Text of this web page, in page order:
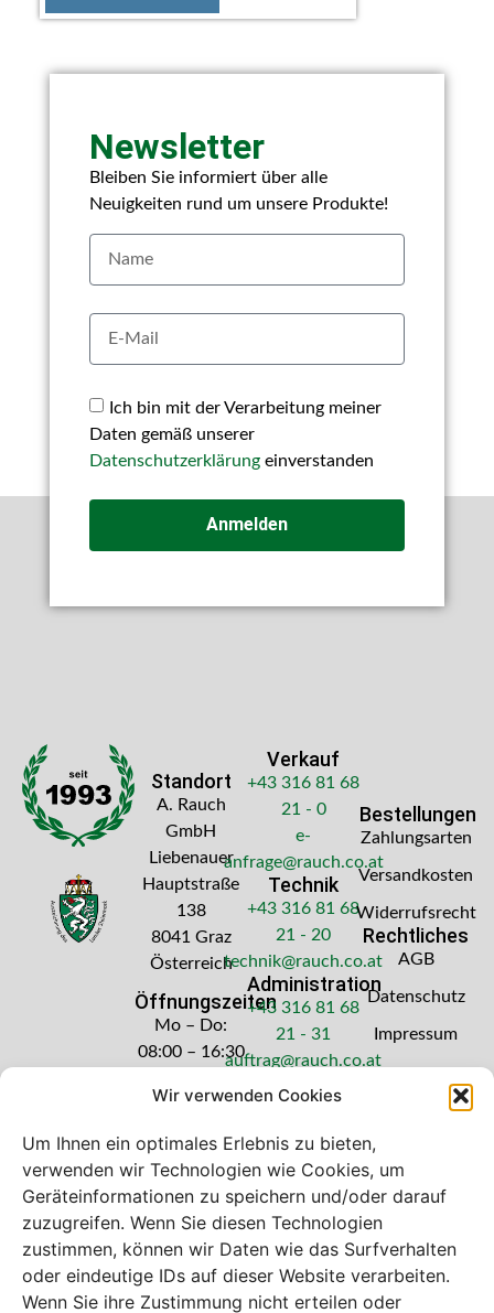
Wir verwenden Cookies
Um Ihnen ein optimales Erlebnis zu bieten,
verwenden wir Technologien wie Cookies, um
Geräteinformationen zu speichern und/oder darauf
zuzugreifen. Wenn Sie diesen Technologien
zustimmen, können wir Daten wie das Surfverhalten
oder eindeutige IDs auf dieser Website verarbeiten.
Wenn Sie ihre Zustimmung nicht erteilen oder
Newsletter
Bleiben Sie informiert über alle
Neuigkeiten rund um unsere Produkte!
Ich bin mit der Verarbeitung meiner
Daten gemäß unserer
Datenschutzerklärungeinverstanden
Anmelden
Standort
A. Rauch
GmbH
Liebenauer
Hauptstraße
138
8041 Graz
Österreich
Öffnungszeiten
Mo – Do:
08:00 – 16:30
Freitag: 08:00
Verkauf
+43 316 81 68
21 - 0
e-
anfrage@rauch.co.at
Technik
+43 316 81 68
21 - 20
technik@rauch.co.at
Administration
+43 316 81 68
21 - 31
auftrag@rauch.co.at
Bestellungen
Zahlungsarten
Versandkosten
Widerrufsrecht
Rechtliches
AGB
Datenschutz
Impressum
Bei diesem Webshop handelt es sich um
einen B2B-Webshop